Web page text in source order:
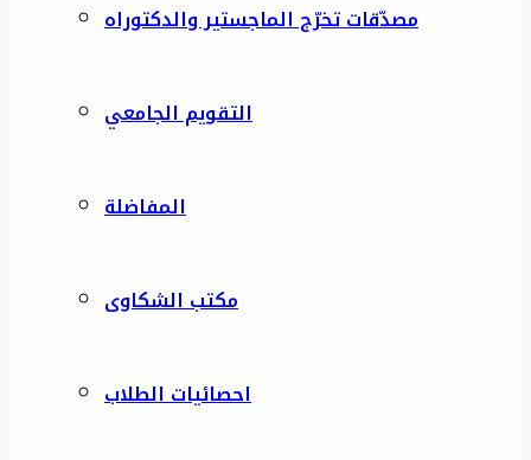
مصدّقات تخرّج الماجستير والدكتوراه
التقويم الجامعي
المفاضلة
مكتب الشكاوى
احصائيات الطلاب